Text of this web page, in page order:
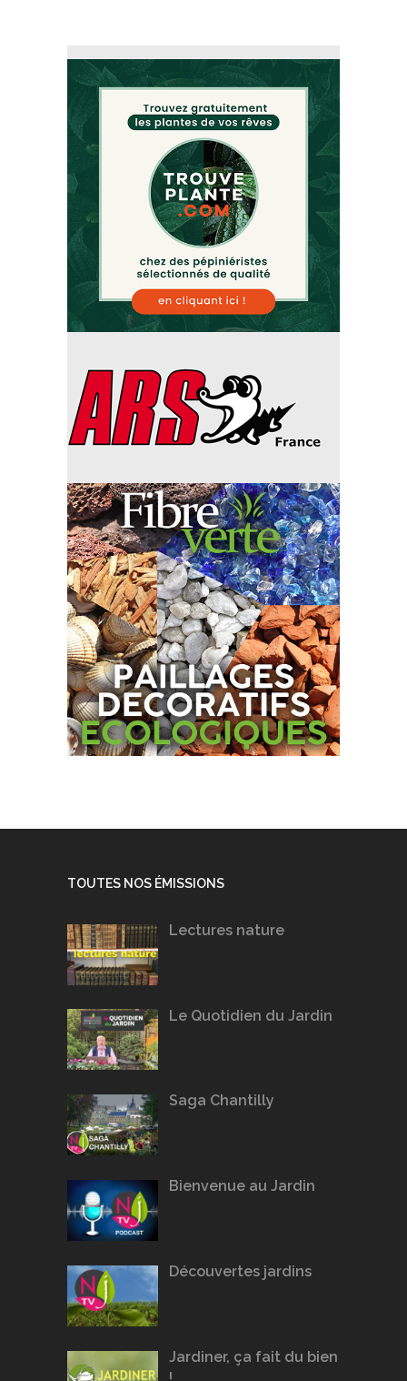
TOUTES NOS ÉMISSIONS
Lectures nature
Le Quotidien du Jardin
Saga Chantilly
Bienvenue au Jardin
Découvertes jardins
Jardiner, ça fait du bien